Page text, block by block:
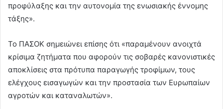
προφύλαξης και την αυτονομία της ενωσιακής έννομης
τάξης».
Το ΠΑΣΟΚ σημειώνει επίσης ότι «παραμένουν ανοιχτά
κρίσιμα ζητήματα που αφορούν τις σοβαρές κανονιστικές
αποκλίσεις στα πρότυπα παραγωγής τροφίμων, τους
ελέγχους εισαγωγών και την προστασία των Ευρωπαίων
αγροτών και καταναλωτών».